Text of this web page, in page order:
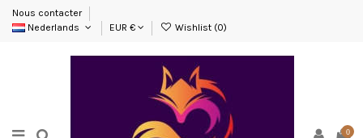
Nous contacter
Nederlands
EUR € Wishlist (0)
0